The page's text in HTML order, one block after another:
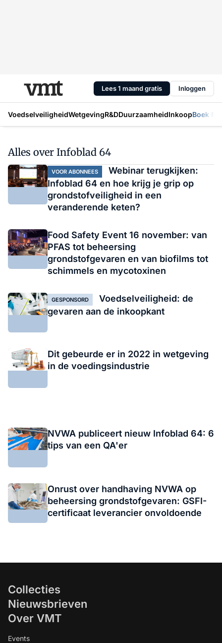
Lees 1 maand gratis Inloggen
VoedselveiligheidWetgevingR&DDuurzaamheidInkoopBoek
Alles over Infoblad 64
VOOR ABONNEES
Webinar terugkijken:
Infoblad 64 en hoe krijg je grip op
grondstofveiligheid in een
veranderende keten?
Food Safety Event 16 november: van
PFAS tot beheersing
grondstofgevaren en van biofilms tot
schimmels en mycotoxinen
GESPONSORD
Voedselveiligheid: de
gevaren aan de inkoopkant
Dit gebeurde er in 2022 in wetgeving
in de voedingsindustrie
NVWA publiceert nieuw Infoblad 64: 6
tips van een QA'er
Onrust over handhaving NVWA op
beheersing grondstofgevaren: GSFI-
certificaat leverancier onvoldoende
Collecties
Nieuwsbrieven
Over VMT
Events